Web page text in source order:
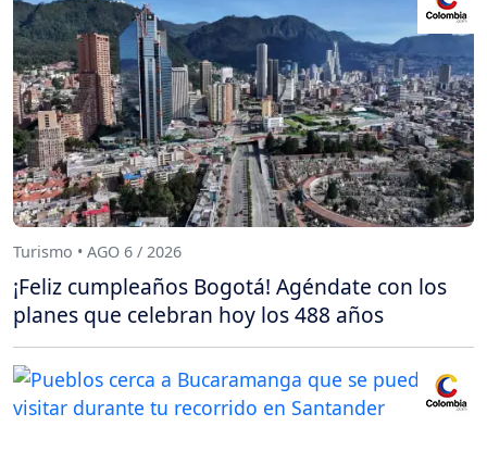
Turismo • AGO 6 / 2026
¡Feliz cumpleaños Bogotá! Agéndate con los
planes que celebran hoy los 488 años